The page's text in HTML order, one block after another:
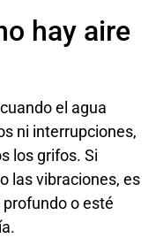
hay aire
el agua
ni interrupciones,
los grifos. Si
las vibraciones, es
o esté